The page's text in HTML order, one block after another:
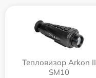
Тепловизор Arkon II
SM10